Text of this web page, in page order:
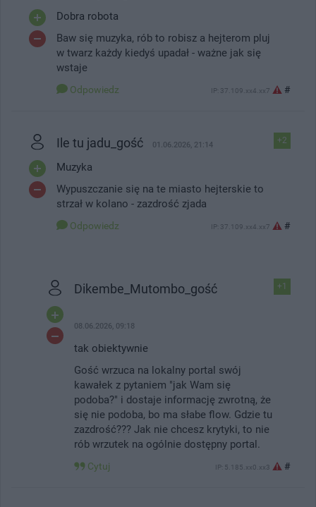
Dobra robota
Baw się muzyka, rób to robisz a hejterom pluj
w twarz każdy kiedyś upadał - ważne jak się
wstaje
Odpowiedz IP: 37.109.xx4.xx7 #
+2
Ile tu jadu_gość 01.06.2026, 21:14
Muzyka
Wypuszczanie się na te miasto hejterskie to
strzał w kolano - zazdrość zjada
Odpowiedz IP: 37.109.xx4.xx7 #
+1
Dikembe_Mutombo_gość
08.06.2026, 09:18
tak obiektywnie
Gość wrzuca na lokalny portal swój
kawałek z pytaniem "jak Wam się
podoba?" i dostaje informację zwrotną, że
się nie podoba, bo ma słabe flow. Gdzie tu
zazdrość??? Jak nie chcesz krytyki, to nie
rób wrzutek na ogólnie dostępny portal.
Cytuj IP: 5.185.xx0.xx3 #